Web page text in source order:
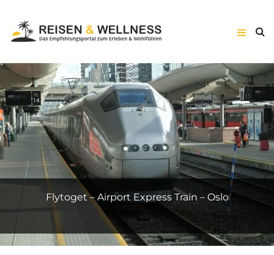
Suite Prestige – Hôtel Vernet – Paris